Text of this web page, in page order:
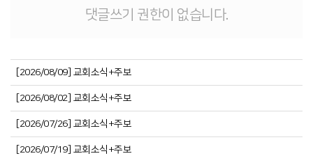
댓글쓰기 권한이 없습니다.
[2026/08/09] 교회소식+주보
[2026/08/02] 교회소식+주보
[2026/07/26] 교회소식+주보
[2026/07/19] 교회소식+주보